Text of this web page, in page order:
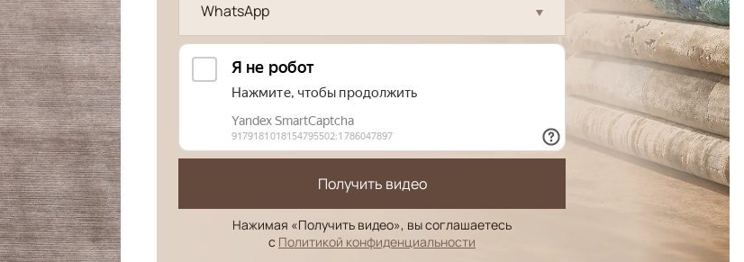
WhatsApp
Получить видео
Нажимая «Получить видео», вы соглашаетесь
с Политикой конфиденциальности